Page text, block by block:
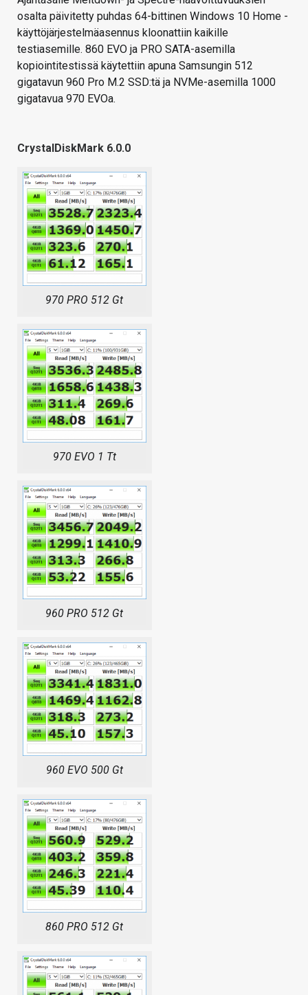
osalta päivitetty puhdas 64-bittinen Windows 10 Home -
käyttöjärjestelmäasennus kloonattiin kaikille
testiasemille. 860 EVO ja PRO SATA-asemilla
kopiointitestissä käytettiin apuna Samsungin 512
gigatavun 960 Pro M.2 SSD:tä ja NVMe-asemilla 1000
gigatavua 970 EVOa.
CrystalDiskMark 6.0.0
970 PRO 512 Gt
970 EVO 1 Tt
960 PRO 512 Gt
960 EVO 500 Gt
860 PRO 512 Gt